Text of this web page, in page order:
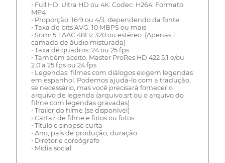
• Full HD, Ultra HD ou 4K. Codec: H264. Formato:
MP4
• Proporção: 16:9 ou 4/3, dependendo da fonte
• Taxa de bits AVG: 10 MBPS ou mais
• Som: 5.1 AAC 48Hz 320 ou estéreo. (Apenas 1
camada de áudio misturada)
• Taxa de quadros: 24 ou 25 fps
• Também aceito: Master ProRes HD 422 5.1 e/ou
2.0 a 25 fps ou 24 fps
• Legendas: filmes com diálogos exigem legendas
em espanhol. Podemos ajudá-lo com a tradução,
se necessário, mas você precisará fornecer o
arquivo de legenda (arquivo.srt ou o arquivo do
filme com legendas gravadas)
• Trailer do filme (se disponível)
• Cartaz de filme e fotos ou fotos
• Título e sinopse curta
• Ano, país de produção, duração
• Diretor e coreógrafo
• Mídia social